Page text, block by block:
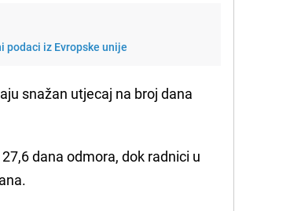
podaci iz Evropske unije
snažan utjecaj na broj dana
dana odmora, dok radnici u